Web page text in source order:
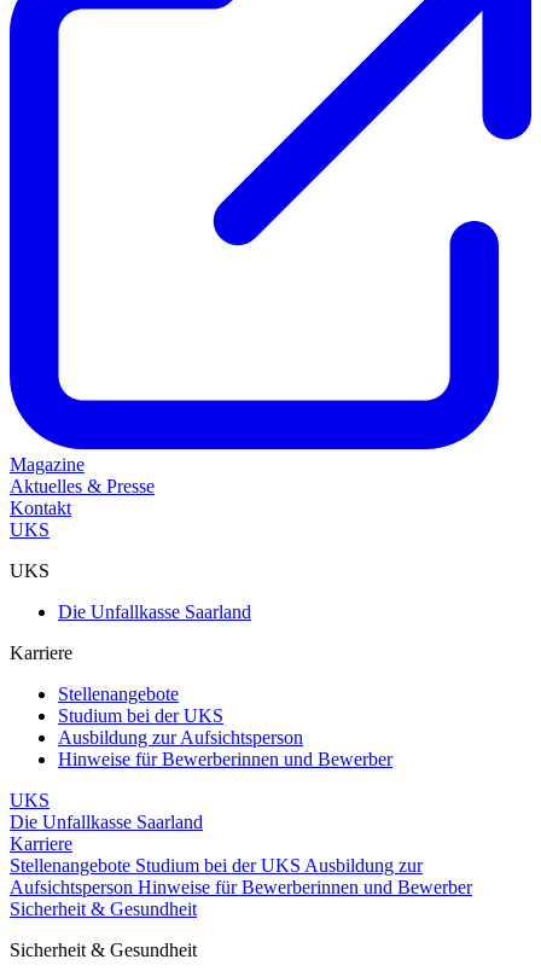
Magazine
Aktuelles & Presse
Kontakt
UKS
UKS
Die Unfallkasse Saarland
Karriere
Stellenangebote
Studium bei der UKS
Ausbildung zur Aufsichtsperson
Hinweise für Bewerberinnen und Bewerber
UKS
Die Unfallkasse Saarland
Karriere
Stellenangebote Studium bei der UKS Ausbildung zur
Aufsichtsperson Hinweise für Bewerberinnen und Bewerber
Sicherheit & Gesundheit
Sicherheit & Gesundheit